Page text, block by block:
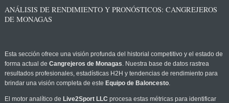
ANÁLISIS DE RENDIMIENTO Y PRONÓSTICOS: CANGREJEROS
DE MONAGAS
Esta sección ofrece una visión profunda del historial competitivo y el estado de
forma actual de Cangrejeros de Monagas. Nuestra base de datos rastrea
resultados profesionales, estadísticas H2H y tendencias de rendimiento para
brindar una visión completa de este Equipo de Baloncesto.
El motor analítico de Live2Sport LLC procesa estas métricas para identificar